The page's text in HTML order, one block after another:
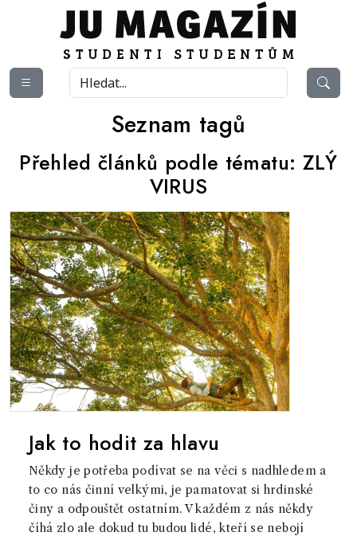
Seznam tagů
Přehled článků podle tématu: ZLÝ
VIRUS
Jak to hodit za hlavu
Někdy je potřeba podívat se na věci s nadhledem a
to co nás činní velkými, je pamatovat si hrdinské
činy a odpouštět ostatním. V každém z nás někdy
číhá zlo ale dokud tu budou lidé, kteří se nebojí